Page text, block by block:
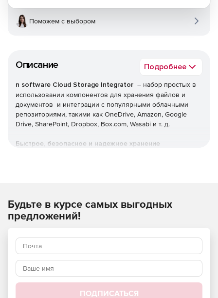
Описание Подробнее
n software Cloud Storage Integrator – набор простых в
использовании компонентов для хранения файлов и
документов и интеграции с популярными облачными
репозиториями, такими как OneDrive, Amazon, Google
Drive, SharePoint, Dropbox, Box.com, Wasabi и т. д.
Быстрое, безопасное и надежное хранение
Интеграция облачной файловой системы
Быстрое создание приложений, которые интегрируются с
Box.com и т. д.
Полностью интегрированные компоненты
Нативные программные компоненты для любой
поддерживаемой технологии разработки.
Поможем с выбором
Будьте в курсе самых выгодных
предложений!
ПОДПИСАТЬСЯ